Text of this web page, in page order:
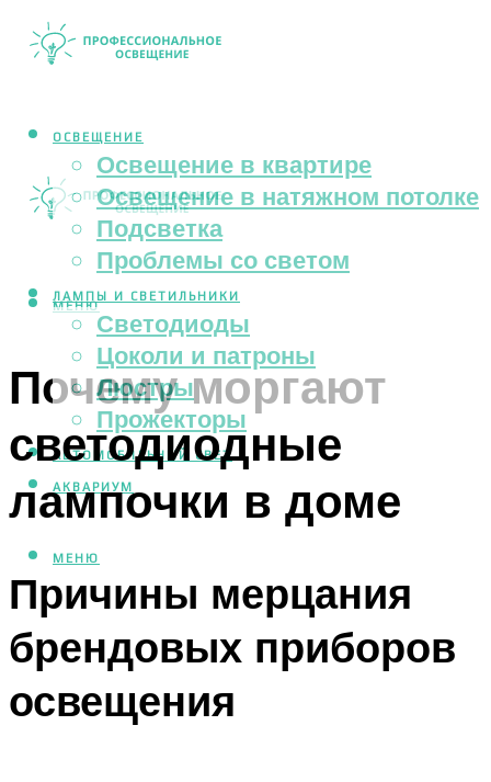
ОСВЕЩЕНИЕ
Освещение в квартире
Освещение в натяжном потолке
Подсветка
Проблемы со светом
ЛАМПЫ И СВЕТИЛЬНИКИ
Светодиоды
Цоколи и патроны
Люстры
Прожекторы
АВТОМОБИЛЬНЫЙ СВЕТ
АКВАРИУМ
МЕНЮ
МЕНЮ
Почему моргают
светодиодные
лампочки в доме
Причины мерцания
брендовых приборов
освещения